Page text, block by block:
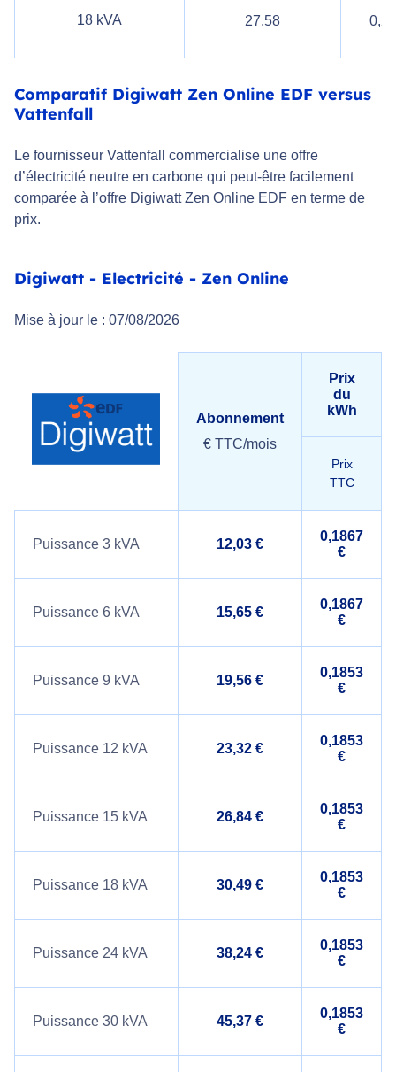
18 kVA 27,58
Comparatif Digiwatt Zen Online EDF versus
Vattenfall
Le fournisseur Vattenfall commercialise une offre
d’électricité neutre en carbone qui peut-être facilement
comparée à l’offre Digiwatt Zen Online EDF en terme de
prix.
Digiwatt - Electricité - Zen Online
Mise à jour le : 07/08/2026
Abonnement
€ TTC/mois
Prix
du
kWh
Prix
TTC
Puissance 3 kVA 12,03 €
0,1867
€
Puissance 6 kVA 15,65 €
0,1867
€
Puissance 9 kVA 19,56 €
0,1853
€
Puissance 12 kVA 23,32 €
0,1853
€
Puissance 15 kVA 26,84 €
0,1853
€
Puissance 18 kVA 30,49 €
0,1853
€
Puissance 24 kVA 38,24 €
0,1853
€
Puissance 30 kVA 45,37 €
0,1853
€